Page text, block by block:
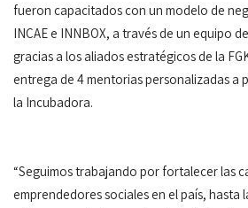
fueron capacitados con un modelo de
INCAE e INNBOX, a través de un equipo
gracias a los aliados estratégicos de la
entrega de 4 mentorias personalizadas a
la Incubadora.
“Seguimos trabajando por fortalecer las
emprendedores sociales en el país, hasta